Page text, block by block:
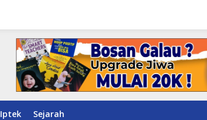
Iptek Sejarah